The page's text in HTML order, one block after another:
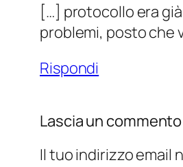
[…] protocollo era
problemi, posto che
Rispondi
Lascia un commento
Il tuo indirizzo email